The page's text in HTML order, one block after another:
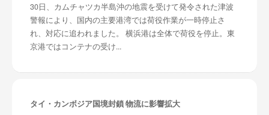
30日、カムチャツカ半島沖の地震を受けて発令された津波
警報により、国内の主要港湾では荷役作業が一時停止さ
れ、対応に追われました。 横浜港は全体で荷役を停止。東
京港ではコンテナの受け...
タイ・カンボジア国境封鎖 物流に影響拡大